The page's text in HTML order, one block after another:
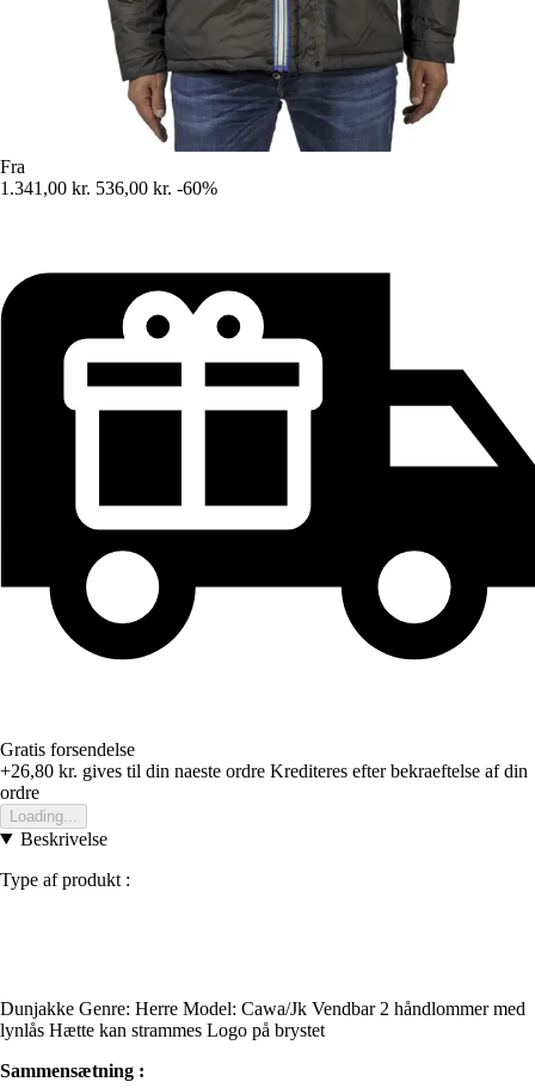
Fra
1.341,00 kr. 536,00 kr. -60%
Gratis forsendelse
+26,80 kr. gives til din naeste ordre Krediteres efter bekraeftelse af din
ordre
Loading...
Beskrivelse
Type af produkt :
Dunjakke Genre: Herre Model: Cawa/Jk Vendbar 2 håndlommer med
lynlås Hætte kan strammes Logo på brystet
Sammensætning :